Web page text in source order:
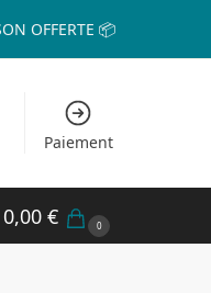
OFFERTE 📦
Paiement
0,00 € 0